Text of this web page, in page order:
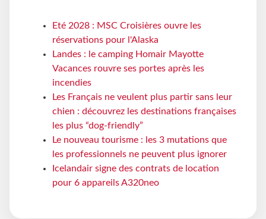
Eté 2028 : MSC Croisières ouvre les
réservations pour l'Alaska
Landes : le camping Homair Mayotte
Vacances rouvre ses portes après les
incendies
Les Français ne veulent plus partir sans leur
chien : découvrez les destinations françaises
les plus “dog-friendly”
Le nouveau tourisme : les 3 mutations que
les professionnels ne peuvent plus ignorer
Icelandair signe des contrats de location
pour 6 appareils A320neo